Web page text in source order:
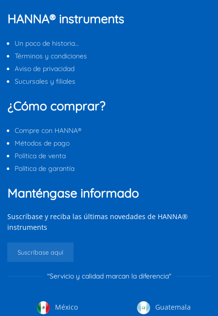
HANNA® instruments
Un poco de historia…
Términos y condiciones
Aviso de privacidad
Sucursales y filiales
¿Cómo comprar?
Compre con HANNA®
Métodos de pago
Política de venta
Política de garantía
Manténgase informado
Suscríbase y reciba las últimas novedades de HANNA®
instruments
Suscríbase aquí
"Servicio y calidad marcan la diferencia"
México Guatemala